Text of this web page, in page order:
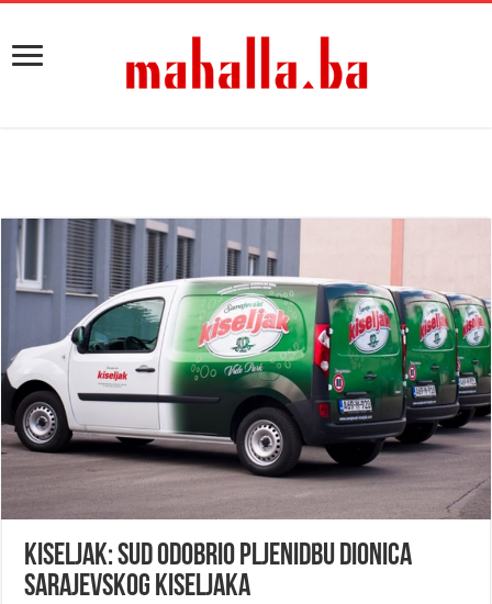
Kiseljak: Sud odobrio pljenidbu dionica
Sarajevskog kiseljaka